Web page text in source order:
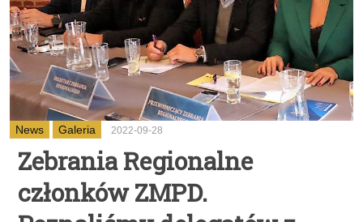
News Galeria 2022-09-28
Zebrania Regionalne
członków ZMPD.